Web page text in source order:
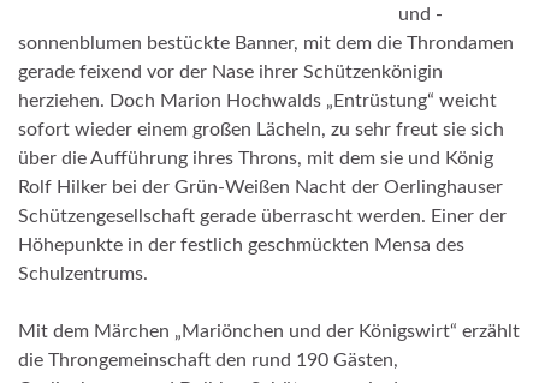
und -
sonnenblumen bestückte Banner, mit dem die Throndamen
gerade feixend vor der Nase ihrer Schützenkönigin
herziehen. Doch Marion Hochwalds „Entrüstung“ weicht
sofort wieder einem großen Lächeln, zu sehr freut sie sich
über die Aufführung ihres Throns, mit dem sie und König
Rolf Hilker bei der Grün-Weißen Nacht der Oerlinghauser
Schützengesellschaft gerade überrascht werden. Einer der
Höhepunkte in der festlich geschmückten Mensa des
Schulzentrums.
Mit dem Märchen „Mariönchen und der Königswirt“ erzählt
die Throngemeinschaft den rund 190 Gästen,